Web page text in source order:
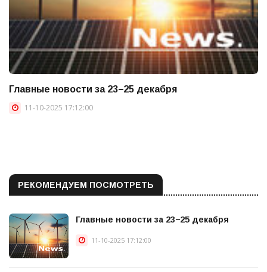
Главные новости за 23−25 декабря
11-10-2025 17:12:00
РЕКОМЕНДУЕМ ПОСМОТРЕТЬ
Главные новости за 23−25 декабря
11-10-2025 17:12:00